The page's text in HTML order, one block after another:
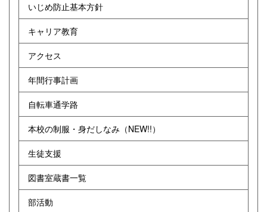
いじめ防止基本方針
キャリア教育
アクセス
年間行事計画
自転車通学路
本校の制服・身だしなみ（NEW!!）
生徒支援
図書室蔵書一覧
部活動